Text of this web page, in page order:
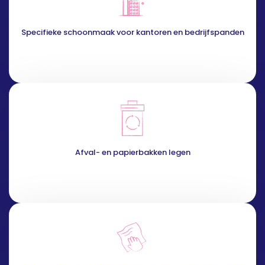
Specifieke schoonmaak voor kantoren en bedrijfspanden
Afval- en papierbakken legen